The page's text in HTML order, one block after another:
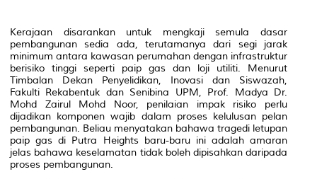
Kerajaan disarankan untuk mengkaji semula dasar
pembangunan sedia ada, terutamanya dari segi jarak
minimum antara kawasan perumahan dengan infrastruktur
berisiko tinggi seperti paip gas dan loji utiliti. Menurut
Timbalan Dekan Penyelidikan, Inovasi dan Siswazah,
Fakulti Rekabentuk dan Senibina UPM, Prof. Madya Dr.
Mohd Zairul Mohd Noor, penilaian impak risiko perlu
dijadikan komponen wajib dalam proses kelulusan pelan
pembangunan. Beliau menyatakan bahawa tragedi letupan
paip gas di Putra Heights baru-baru ini adalah amaran
jelas bahawa keselamatan tidak boleh dipisahkan daripada
proses pembangunan.